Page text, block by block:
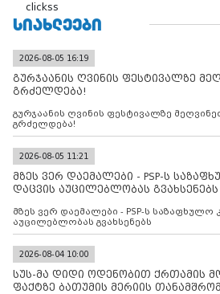
clickss
ᲡᲘᲐᲮᲚᲔᲔᲑᲘ
2026-08-05 16:19
გურჯაანის ღვინის ფესტივალზე
გრძელდება!
გურჯაანის ღვინის ფესტივალზე
გრძელდება!
2026-08-05 11:21
მზეს ვერ დაემალები - PSP-ს
დაცვის აუცილებლობას გვახსენებს
მზეს ვერ დაემალები - PSP-ს საზაფხულო
აუცილებლობას გვახსენებს
2026-08-04 10:00
სუს-მა დიდი ოდენობით ქრთამის
ფაქტზე ბათუმის მერიის